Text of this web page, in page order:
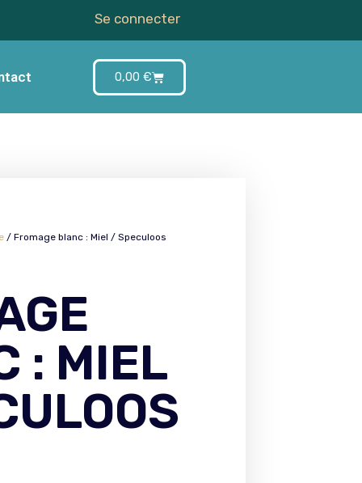
Se connecter
0,00 €
/ Fromage blanc : Miel / Speculoos
: MIEL